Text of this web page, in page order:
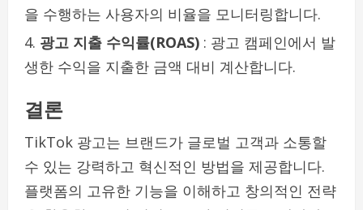
을 수행하는 사용자의 비율을 모니터링합니다.
광고 지출 수익률(ROAS) : 광고 캠페인에서 발
생한 수익을 지출한 금액 대비 계산합니다.
결론
TikTok 광고는 브랜드가 글로벌 고객과 소통할
수 있는 강력하고 혁신적인 방법을 제공합니다.
플랫폼의 고유한 기능을 이해하고 창의적인 전략